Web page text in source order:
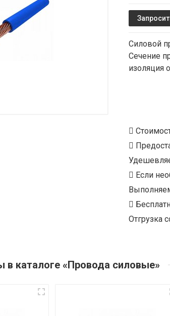
Силовой
Сечение
изоляция
Если
Отгрузка
в каталоге «Провода силовые»